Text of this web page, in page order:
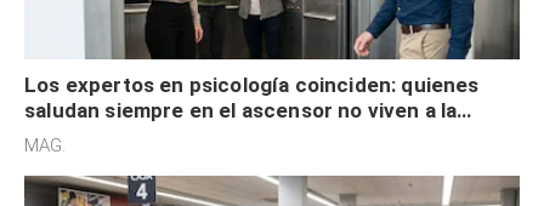
Los expertos en psicología coinciden: quienes
saludan siempre en el ascensor no viven a la
defensiva y tienen apertura social
MAG.